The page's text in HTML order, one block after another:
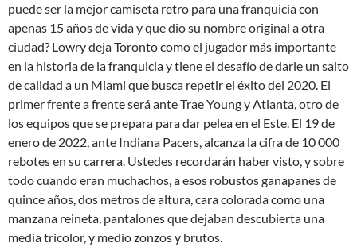
puede ser la mejor camiseta retro para una franquicia con
apenas 15 años de vida y que dio su nombre original a otra
ciudad? Lowry deja Toronto como el jugador más importante
en la historia de la franquicia y tiene el desafío de darle un salto
de calidad a un Miami que busca repetir el éxito del 2020. El
primer frente a frente será ante Trae Young y Atlanta, otro de
los equipos que se prepara para dar pelea en el Este. El 19 de
enero de 2022, ante Indiana Pacers, alcanza la cifra de 10 000
rebotes en su carrera. Ustedes recordarán haber visto, y sobre
todo cuando eran muchachos, a esos robustos ganapanes de
quince años, dos metros de altura, cara colorada como una
manzana reineta, pantalones que dejaban descubierta una
media tricolor, y medio zonzos y brutos.